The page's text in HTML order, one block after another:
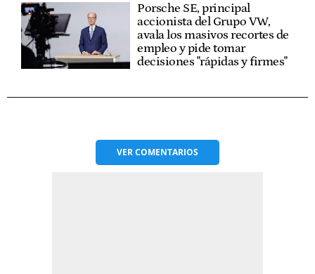
Porsche SE, principal
accionista del Grupo VW,
avala los masivos recortes de
empleo y pide tomar
decisiones "rápidas y firmes"
VERCOMENTARIOS